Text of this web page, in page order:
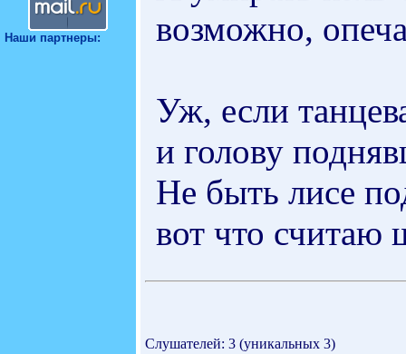
Наши партнеры:
возможно,
Уж, если
и голову
Не быть лисе
вот что считаю
Слушателей: 3 (уникальных 3)